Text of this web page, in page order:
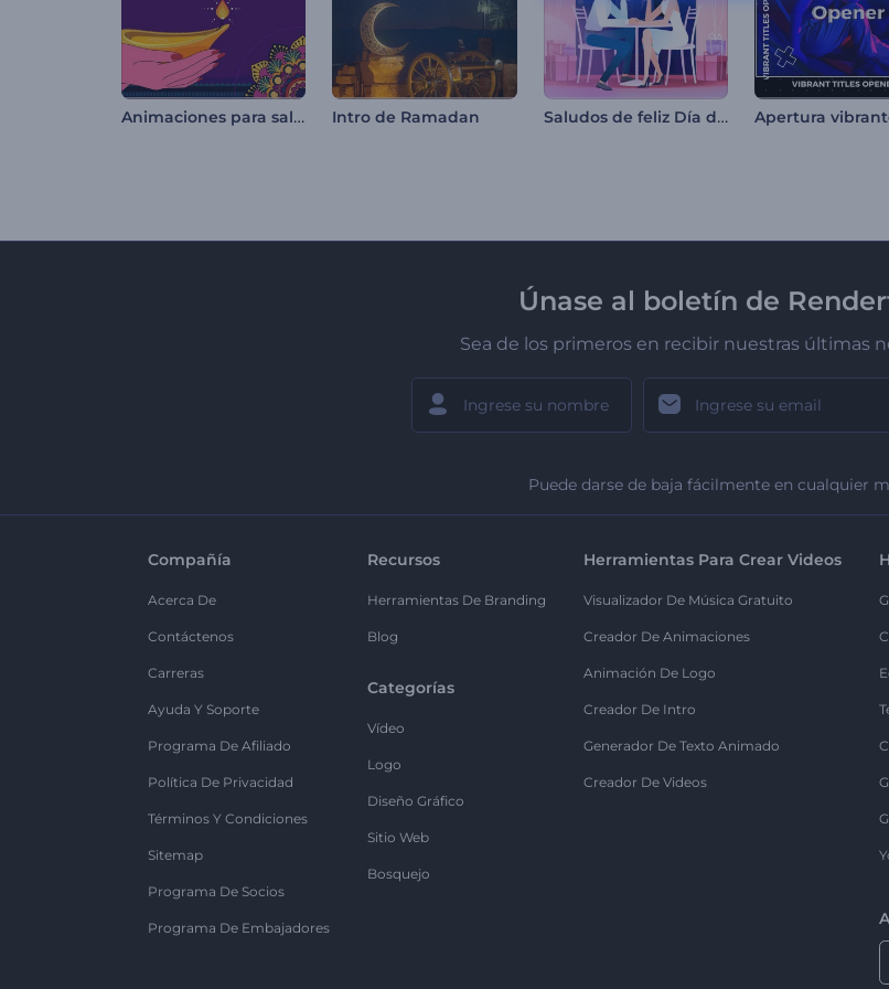
Animaciones para saludos de Diwali Intro de Ramadan Saludos de feliz Día de San Valentín
Únase al boletín de
Sea de los primeros en recibir nuestras últimas
Puede darse de baja fácilmente en cualquier
Compañía
Acerca De
Contáctenos
Carreras
Ayuda Y Soporte
Programa De Afiliado
Política De Privacidad
Términos Y Condiciones
Sitemap
Programa De Socios
Programa De Embajadores
Recursos
Herramientas De Branding
Blog
Categorías
Vídeo
Logo
Diseño Gráfico
Sitio Web
Bosquejo
Herramientas Para Crear Videos
Visualizador De Música Gratuito
Creador De Animaciones
Animación De Logo
Creador De Intro
Generador De Texto Animado
Creador De Videos